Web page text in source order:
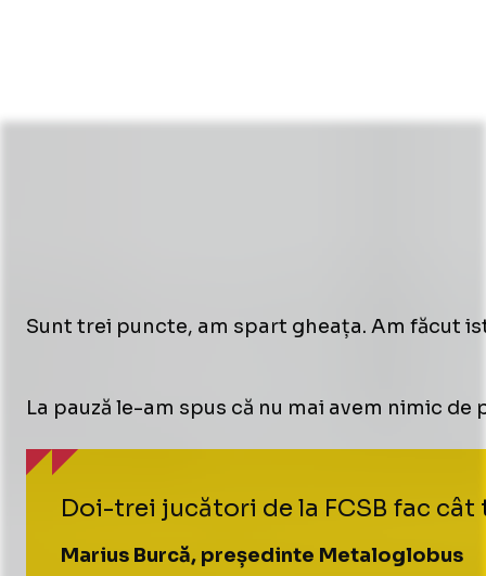
Sunt trei puncte, am spart gheața. Am făcut
Loaded:
8.92%
Unmute
La pauză le-am spus că nu mai avem nimic
Doi-trei jucători de la FCSB fac
Marius Burcă, președinte Metaloglobus